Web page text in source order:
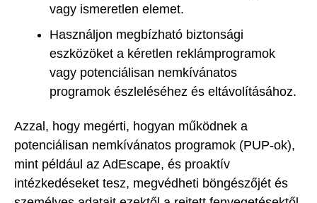
vagy ismeretlen elemet.
Használjon megbízható biztonsági
eszközöket a kéretlen reklámprogramok
vagy potenciálisan nemkívánatos
programok észleléséhez és eltávolításához.
Azzal, hogy megérti, hogyan működnek a
potenciálisan nemkívánatos programok (PUP-ok),
mint például az AdEscape, és proaktív
intézkedéseket tesz, megvédheti böngészőjét és